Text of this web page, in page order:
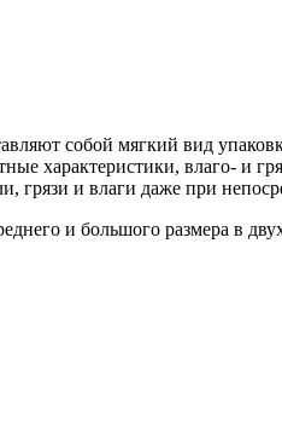
собой мягкий вид
характеристики, влаго- и
и влаги даже при
и большого размера в